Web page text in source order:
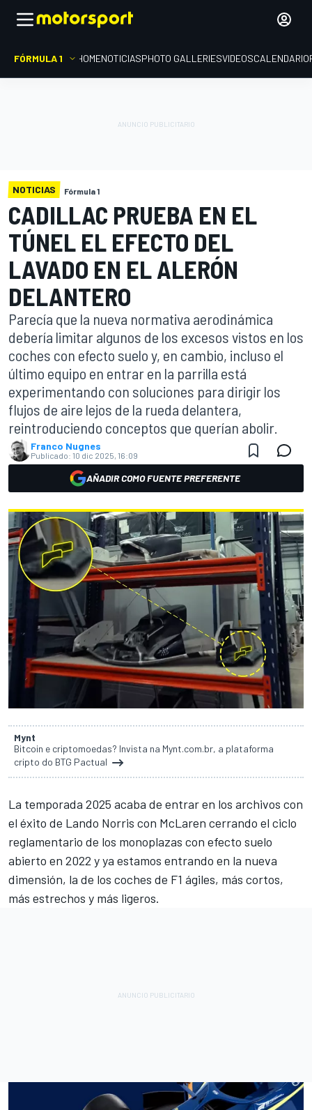
FÓRMULA 1 HOMENOTICIASPHOTO GALLERIESVIDEOSCALENDARIO
NOTICIAS Fórmula 1
CADILLAC PRUEBA EN EL
TÚNEL EL EFECTO DEL
LAVADO EN EL ALERÓN
DELANTERO
Parecía que la nueva normativa aerodinámica
debería limitar algunos de los excesos vistos en los
coches con efecto suelo y, en cambio, incluso el
último equipo en entrar en la parrilla está
experimentando con soluciones para dirigir los
flujos de aire lejos de la rueda delantera,
reintroduciendo conceptos que querían abolir.
Franco Nugnes
Publicado: 10 dic 2025, 16:09
AÑADIR COMO FUENTE PREFERENTE
Mynt
Bitcoin e criptomoedas? Invista na Mynt.com.br, a plataforma
cripto do BTG Pactual
La temporada 2025 acaba de entrar en los archivos con
el éxito de Lando Norris con McLaren cerrando el ciclo
reglamentario de los monoplazas con efecto suelo
abierto en 2022 y ya estamos entrando en la nueva
dimensión, la de los coches de F1 ágiles, más cortos,
más estrechos y más ligeros.